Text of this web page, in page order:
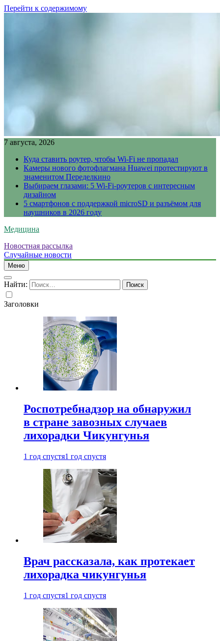
Перейти к содержимому
7 августа, 2026
Куда ставить роутер, чтобы Wi-Fi не пропадал
Камеры нового фотофлагмана Huawei протестируют в
знаменитом Переделкино
Выбираем глазами: 5 Wi-Fi-роутеров с интересным
дизайном
5 смартфонов с поддержкой microSD и разъёмом для
наушников в 2026 году
Медицина
Новостная рассылка
Случайные новости
Меню
Найти:
Заголовки
Роспотребнадзор на обнаружил
в стране завозных случаев
лихорадки Чикунгунья
1 год спустя1 год спустя
Врач рассказала, как протекает
лихорадка чикунгунья
1 год спустя1 год спустя